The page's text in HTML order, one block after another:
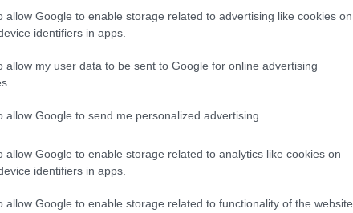
allow Google to enable storage related to advertising like cookies on
identifiers in apps.
allow my user data to be sent to Google for online advertising
allow Google to send me personalized advertising.
allow Google to enable storage related to analytics like cookies on
identifiers in apps.
allow Google to enable storage related to functionality of the website
στη χώρα. Η Johnson &
μαζί με τις ευρωπαϊκές υγειονομικές